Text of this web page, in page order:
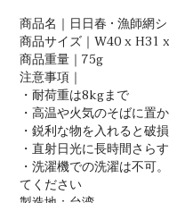
商品名｜日日春 • 漁師網
商品サイズ｜W40 x H31
商品重量｜75g
注意事項｜
・耐荷重は8kgまで
・高温や火気のそばに置
・鋭利な物を入れると破
・直射日光に長時間さら
・洗濯機での洗濯は不可
てください